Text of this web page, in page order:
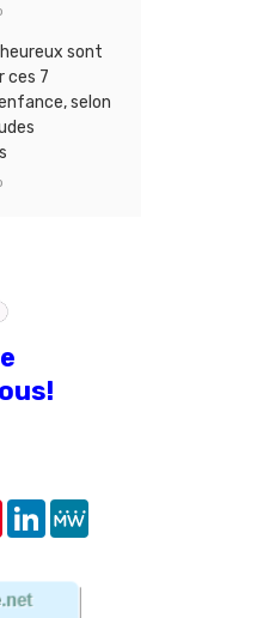
sont
ces 7
selon
Pinterest
LinkedIn